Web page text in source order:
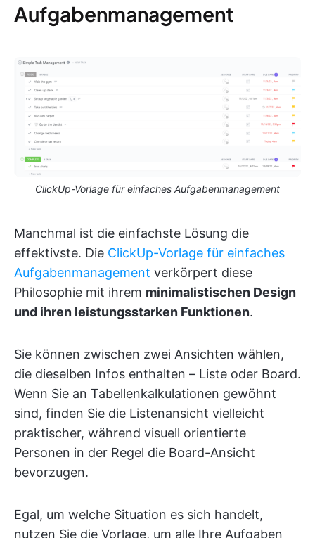
Aufgabenmanagement
ClickUp-Vorlage für einfaches Aufgabenmanagement
Manchmal ist die einfachste Lösung die
effektivste. Die ClickUp-Vorlage für einfaches
Aufgabenmanagement verkörpert diese
Philosophie mit ihrem minimalistischen Design
und ihren leistungsstarken Funktionen.
Sie können zwischen zwei Ansichten wählen,
die dieselben Infos enthalten – Liste oder Board.
Wenn Sie an Tabellenkalkulationen gewöhnt
sind, finden Sie die Listenansicht vielleicht
praktischer, während visuell orientierte
Personen in der Regel die Board-Ansicht
bevorzugen.
Egal, um welche Situation es sich handelt,
nutzen Sie die Vorlage, um alle Ihre Aufgaben